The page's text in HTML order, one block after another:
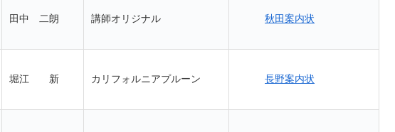
田中 二朗 講師オリジナル 秋田案内状
堀江 新 カリフォルニアプルーン 長野案内状